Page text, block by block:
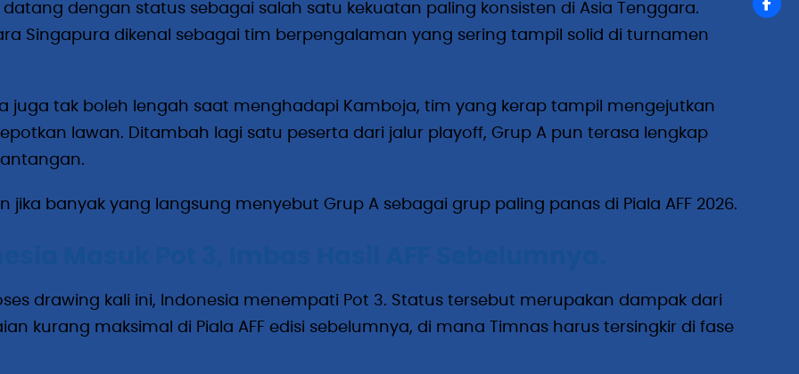
dengan status sebagai salah satu kekuatan paling konsisten di Asia Tenggara.
Singapura dikenal sebagai tim berpengalaman yang sering tampil solid di turnamen
juga tak boleh lengah saat menghadapi Kamboja, tim yang kerap tampil mengejutkan
lawan. Ditambah lagi satu peserta dari jalur playoff, Grup A pun terasa lengkap
jika banyak yang langsung menyebut Grup A sebagai grup paling panas di Piala AFF 2026.
Masuk Pot 3, Imbas Hasil AFF Sebelumnya.
drawing kali ini, Indonesia menempati Pot 3. Status tersebut merupakan dampak dari
kurang maksimal di Piala AFF edisi sebelumnya, di mana Timnas harus tersingkir di fase